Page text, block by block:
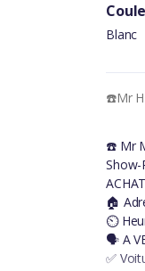
Blanc
☎️Mr
☎️ Mr
Show-
🏠
⏲
🗣 A
✅